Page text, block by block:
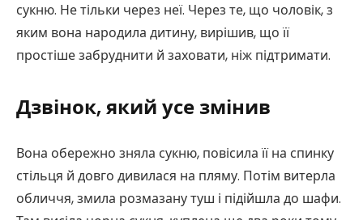
сукню. Не тільки через неї. Через те, що чоловік, з
яким вона народила дитину, вирішив, що її
простіше забруднити й заховати, ніж підтримати.
Дзвінок, який усе змінив
Вона обережно зняла сукню, повісила її на спинку
стільця й довго дивилася на пляму. Потім витерла
обличчя, змила розмазану туш і підійшла до шафи.